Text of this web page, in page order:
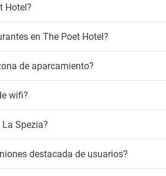
Hotel?
en The Poet Hotel?
de aparcamiento?
wifi?
Spezia?
destacada de usuarios?